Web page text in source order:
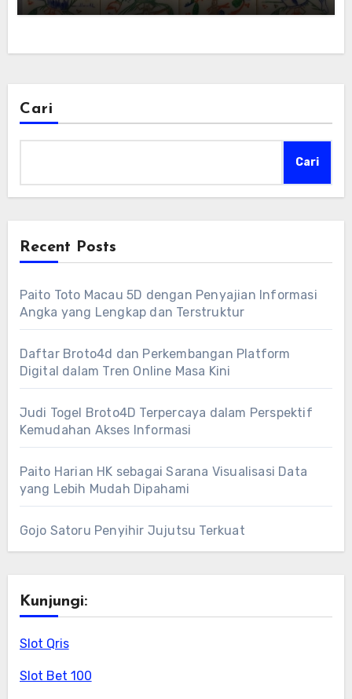
Cari
Cari
Recent Posts
Paito Toto Macau 5D dengan Penyajian Informasi
Angka yang Lengkap dan Terstruktur
Daftar Broto4d dan Perkembangan Platform
Digital dalam Tren Online Masa Kini
Judi Togel Broto4D Terpercaya dalam Perspektif
Kemudahan Akses Informasi
Paito Harian HK sebagai Sarana Visualisasi Data
yang Lebih Mudah Dipahami
Gojo Satoru Penyihir Jujutsu Terkuat
Kunjungi:
Slot Qris
Slot Bet 100